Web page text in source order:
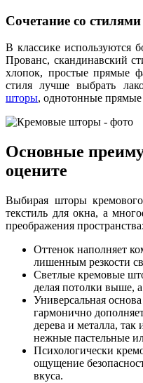
Сочетание со стилями
В классике используются
Прованс, скандинавский
хлопок, простые прямые
стиля лучше выбрать
шторы, однотонные прямые
Основные
оцените
Выбирая шторы
текстиль для окна, а
преображения пространства:
Оттенок наполняет
лишенным резкости
Светлые кремовые
делая потолки выше,
Универсальная
гармонично
дерева и металла,
нежные пастельные
Психологически
ощущение
вкуса.